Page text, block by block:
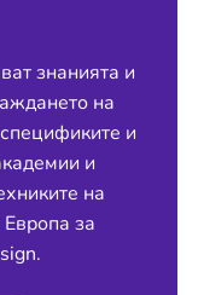
знанията и
на
и
и
на
за